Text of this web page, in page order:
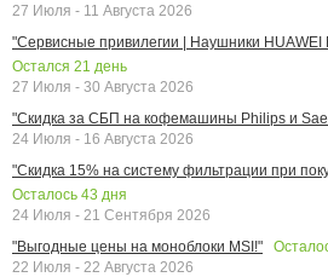
27 Июля - 11 Августа 2026
"Сервисные привилегии | Наушники HUAWEI
Остался 21 день
27 Июля - 30 Августа 2026
"Скидка за СБП на кофемашины Philips и
24 Июля - 16 Августа 2026
"Скидка 15% на систему фильтрации при
Осталось 43 дня
24 Июля - 21 Сентября 2026
"Выгодные цены на моноблоки MSI!"
22 Июля - 22 Августа 2026